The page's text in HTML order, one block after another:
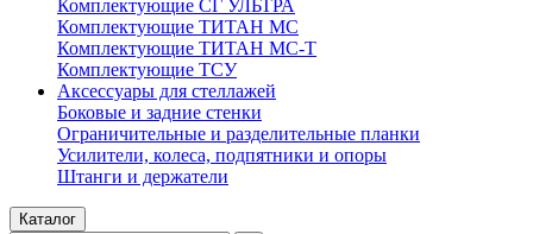
Комплектующие СГ УЛЬТРА
Комплектующие ТИТАН МС
Комплектующие ТИТАН МС-Т
Комплектующие ТСУ
Аксессуары для стеллажей
Боковые и задние стенки
Ограничительные и разделительные планки
Усилители, колеса, подпятники и опоры
Штанги и держатели
Каталог